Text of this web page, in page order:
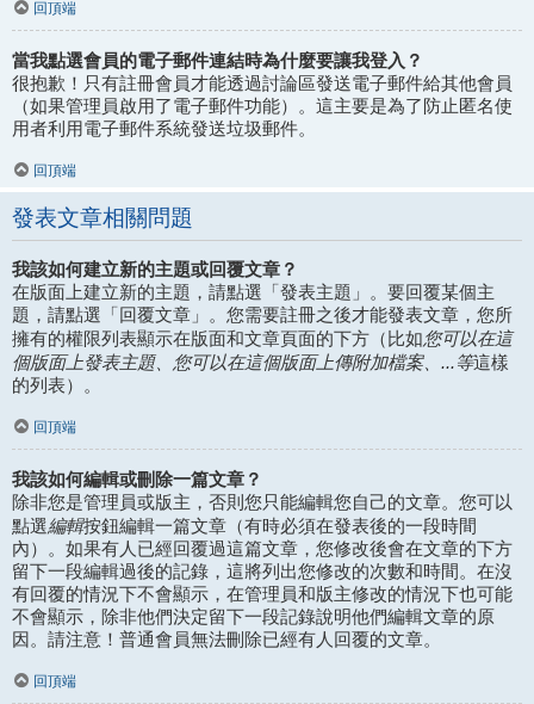
回頂端
當我點選會員的電子郵件連結時為什麼要讓我登入？
很抱歉！只有註冊會員才能透過討論區發送電子郵件給其他會員
（如果管理員啟用了電子郵件功能）。這主要是為了防止匿名使
用者利用電子郵件系統發送垃圾郵件。
回頂端
發表文章相關問題
我該如何建立新的主題或回覆文章？
在版面上建立新的主題，請點選「發表主題」。要回覆某個主
題，請點選「回覆文章」。您需要註冊之後才能發表文章，您所
擁有的權限列表顯示在版面和文章頁面的下方（比如您可以在這
個版面上發表主題、您可以在這個版面上傳附加檔案、...等這樣
的列表）。
回頂端
我該如何編輯或刪除一篇文章？
除非您是管理員或版主，否則您只能編輯您自己的文章。您可以
點選編輯按鈕編輯一篇文章（有時必須在發表後的一段時間
內）。如果有人已經回覆過這篇文章，您修改後會在文章的下方
留下一段編輯過後的記錄，這將列出您修改的次數和時間。在沒
有回覆的情況下不會顯示，在管理員和版主修改的情況下也可能
不會顯示，除非他們決定留下一段記錄說明他們編輯文章的原
因。請注意！普通會員無法刪除已經有人回覆的文章。
回頂端